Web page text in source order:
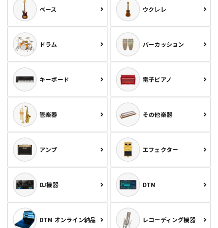
ベース ウクレレ
ドラム パーカッション
キーボード 電子ピアノ
管楽器 その他楽器
アンプ エフェクター
DJ機器 DTM
DTM オンライン納品 レコーディング機器